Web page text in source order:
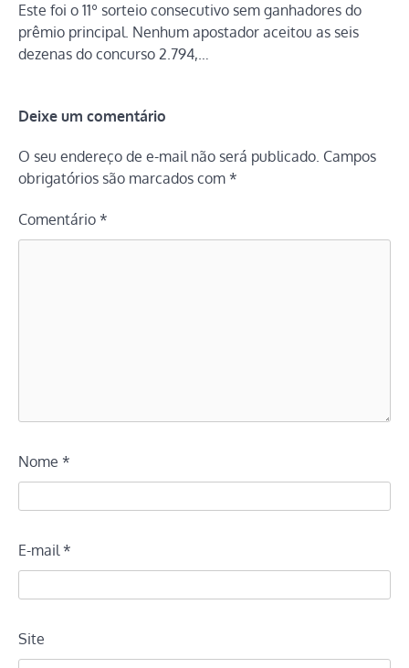
Este foi o 11º sorteio consecutivo sem ganhadores do
prêmio principal. Nenhum apostador aceitou as seis
dezenas do concurso 2.794,…
Deixe um comentário
O seu endereço de e-mail não será publicado. Campos
obrigatórios são marcados com *
Comentário *
Nome *
E-mail*
Site